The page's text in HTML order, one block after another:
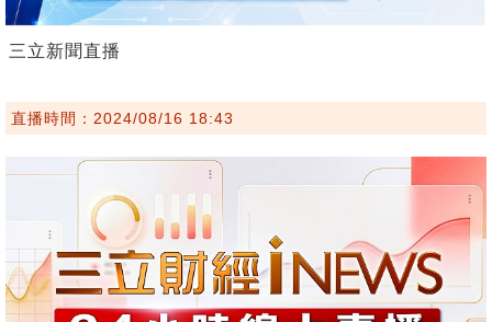
三立新聞直播
直播時間：2024/08/16 18:43